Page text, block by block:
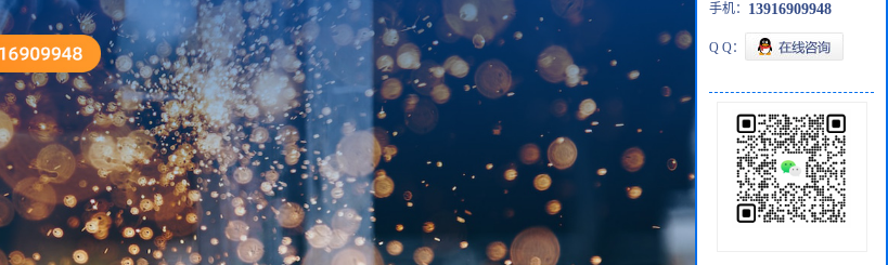
手机： 13916909948
Q Q：